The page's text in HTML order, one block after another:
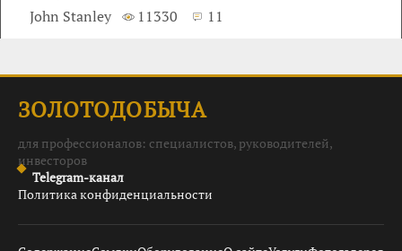
John Stanley 11330 11
ЗОЛОТОДОБЫЧА
для профессионалов: специалистов, руководителей,
инвесторов
Telegram-канал
Политика конфиденциальности